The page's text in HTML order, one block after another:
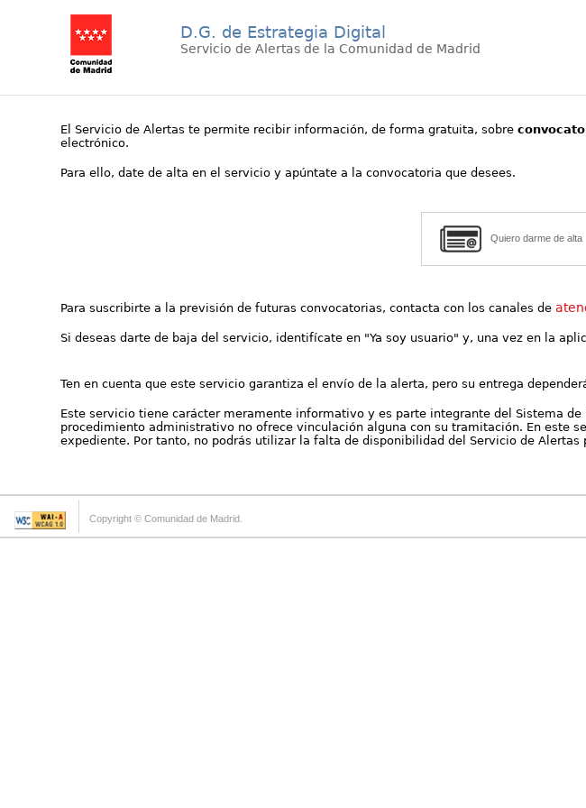
D.G. de Estrategia Digital
Servicio de Alertas de la Comunidad de Madrid
El Servicio de Alertas te permite recibir información, de forma gratuita, sobre
electrónico.
Para ello, date de alta en el servicio y apúntate a la convocatoria que desees.
Quiero darme de alta
Para suscribirte a la previsión de futuras convocatorias, contacta con los canales de
Si deseas darte de baja del servicio, identifícate en "Ya soy usuario" y, una vez en la
Ten en cuenta que este servicio garantiza el envío de la alerta, pero su entrega
Este servicio tiene carácter meramente informativo y es parte integrante del Sistema
procedimiento administrativo no ofrece vinculación alguna con su tramitación. En este
expediente. Por tanto, no podrás utilizar la falta de disponibilidad del Servicio de
Copyright © Comunidad de Madrid.